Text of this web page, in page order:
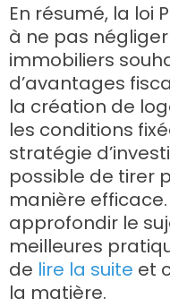
En résumé, la loi
à ne pas
immobiliers
d’avantages
la création de
les conditions
stratégie
possible de tirer
manière
approfondir le
meilleures
de lire la suite et
la matière.